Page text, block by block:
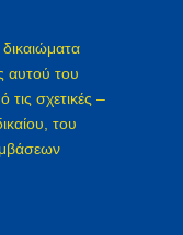
αυτού του
σχετικές –
του